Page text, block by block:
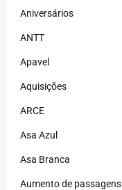
Aniversários
ANTT
Apavel
Aquisições
ARCE
Asa Azul
Asa Branca
Aumento de passagens